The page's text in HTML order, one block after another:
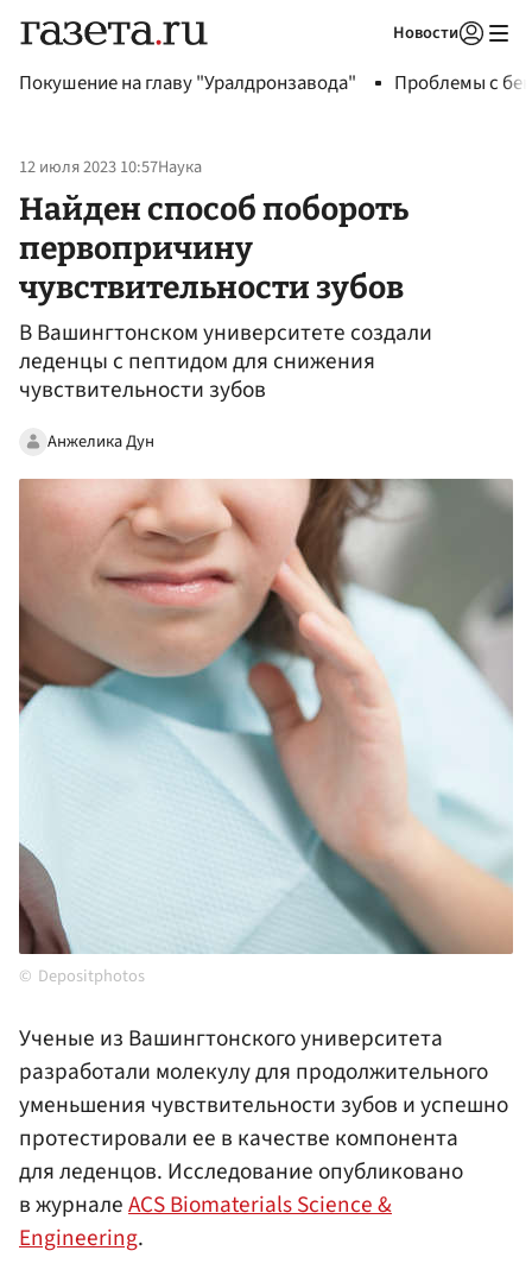
Новости
Покушение на главу "Уралдронзавода" Проблемы с
12 июля 2023 10:57Наука
Найден способ побороть
первопричину
чувствительности зубов
В Вашингтонском университете создали
леденцы с пептидом для снижения
чувствительности зубов
Анжелика Дун
Depositphotos
Ученые из Вашингтонского университета
разработали молекулу для продолжительного
уменьшения чувствительности зубов и успешно
протестировали ее в качестве компонента
для леденцов. Исследование опубликовано
в журналеACS Biomaterials Science &
Engineering.